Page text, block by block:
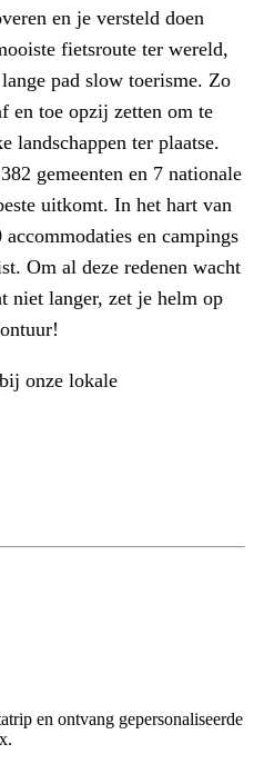
en je versteld doen
fietsroute ter wereld,
pad slow toerisme. Zo
en toe opzij zetten om te
landschappen ter plaatse.
gemeenten en 7 nationale
uitkomt. In het hart van
en campings
Om al deze redenen wacht
niet langer, zet je helm op
onze lokale
en ontvang gepersonaliseerde